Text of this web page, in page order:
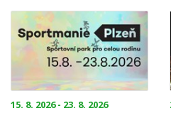
15. 8. 2026 - 23. 8. 2026